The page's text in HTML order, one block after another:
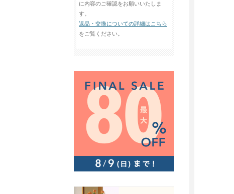
に内容のご確認をお願いいたしま
す。
返品・交換についての詳細はこちら
をご覧ください。